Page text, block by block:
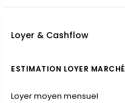
Loyer & Cashflow
ESTIMATION LOYER MARCHÉ
Loyer moyen mensuel